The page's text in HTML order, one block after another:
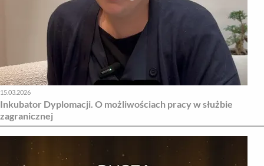
15.03.2026
Inkubator Dyplomacji. O możliwościach pracy w służbie
zagranicznej